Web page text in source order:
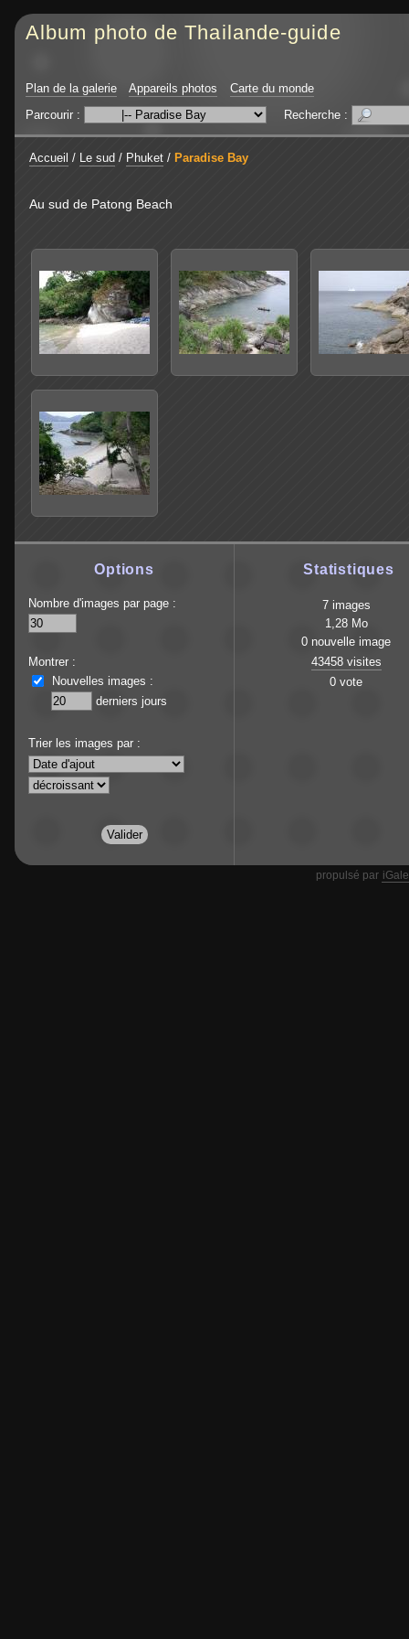
Album photo de Thailande-guide
Plan de la galerie Appareils photos
Carte du monde
Parcourir :
Recherche :
Accueil / Le sud / Phuket / Paradise Bay
Au sud de Patong Beach
Options
Nombre d'images par page :
Montrer :
Nouvelles images :
derniers jours
Trier les images par :
Statistiques
7 images
1,28 Mo
0 nouvelle image
43458 visites
0 vote
propulsé par